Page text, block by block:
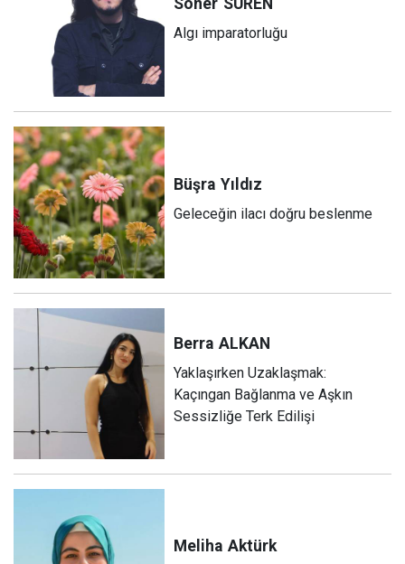
Algı imparatorluğu
Büşra Yıldız
Geleceğin ilacı doğru beslenme
Berra ALKAN
Yaklaşırken Uzaklaşmak:
Kaçıngan Bağlanma ve Aşkın
Sessizliğe Terk Edilişi
Meliha Aktürk